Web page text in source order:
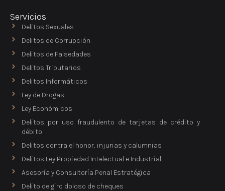
Servicios
Delitos Sexuales
Delitos de Corrupción
Delitos de Falsedades
Delitos Tributarios
Delitos Informáticos
Ley de Drogas
Ley Económicos
Delitos por uso fraudulento de tarjetas de crédito y
débito
Delitos contra el honor, injurias y calumnias
Delitos Ley Propiedad Intelectual e Industrial
Asesoría y Consultoría Penal Estratégica
Delito de giro doloso de cheques